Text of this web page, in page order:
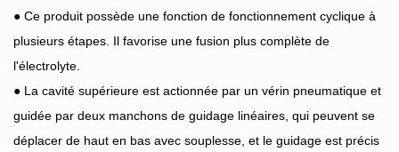
● Ce produit possède une fonction de fonctionnement cyclique à
plusieurs étapes. Il favorise une fusion plus complète de
l'électrolyte.
● La cavité supérieure est actionnée par un vérin pneumatique et
guidée par deux manchons de guidage linéaires, qui peuvent se
déplacer de haut en bas avec souplesse, et le guidage est précis